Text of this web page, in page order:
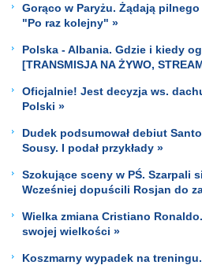
Gorąco w Paryżu. Żądają
"Po raz kolejny" »
Polska - Albania. Gdzie i kiedy
[TRANSMISJA NA ŻYWO,
Oficjalnie! Jest decyzja ws.
Polski »
Dudek podsumował debiut
Sousy. I podał przykłady »
Szokujące sceny w PŚ. Szarpali
Wcześniej dopuścili Rosjan do
Wielka zmiana Cristiano
swojej wielkości »
Koszmarny wypadek na